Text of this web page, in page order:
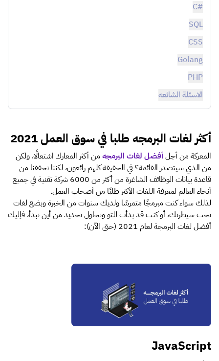
#C
SQL
CSS
Golang
PHP
الاسئلة الشائعه
أكثر لغات البرمجه طلبا في سوق العمل 2021
المعركة من أجلأفضل لغات البرمجه من أكثر المعارك اشتعالًا، ولكن
من الذي سيتصدر القائمة؟ في الحقيقة كلهم ​​رائعون، لكننا تحققنا من
قاعدة بيانات الوظائف الشاغرة من أكثر من 6000 شركة تقنية في جميع
أنحاء العالم لمعرفة اللغات الأكثر طلبًا من أصحاب العمل.
لذلك سواء كنت مبرمجًا متمرسًا ولديك سنوات من الخبرة وبضع لغات
تحت سيطرتك، أو كنت قد بدأت للتو وتحاول تحديد من أين تبدأ، فإليك
أفضل لغات البرمجة لعام 2021 (حتى الآن):
JavaScript